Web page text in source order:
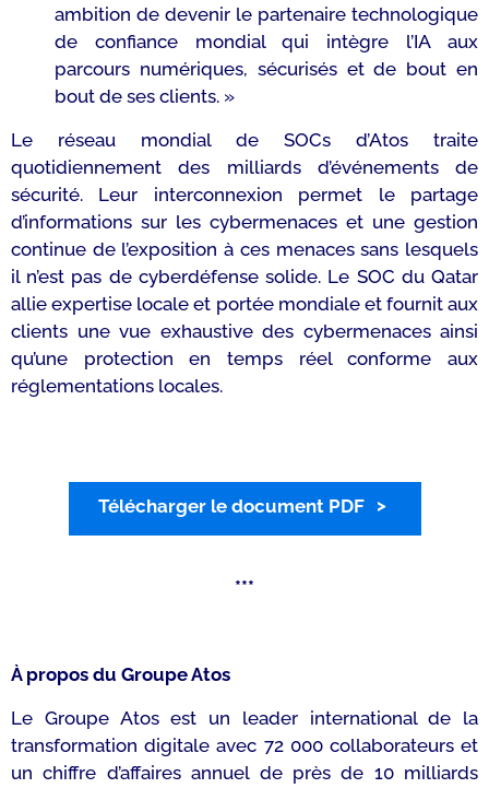
ambition de devenir le partenaire technologique
de confiance mondial qui intègre l’IA aux
parcours numériques, sécurisés et de bout en
bout de ses clients. »
Le réseau mondial de SOCs d’Atos traite
quotidiennement des milliards d’événements de
sécurité. Leur interconnexion permet le partage
d’informations sur les cybermenaces et une gestion
continue de l’exposition à ces menaces sans lesquels
il n’est pas de cyberdéfense solide. Le SOC du Qatar
allie expertise locale et portée mondiale et fournit aux
clients une vue exhaustive des cybermenaces ainsi
qu’une protection en temps réel conforme aux
réglementations locales.
Télécharger le document PDF
***
À propos du Groupe Atos
Le Groupe Atos est un leader international de la
transformation digitale avec 72 000 collaborateurs et
un chiffre d’affaires annuel de près de 10 milliards